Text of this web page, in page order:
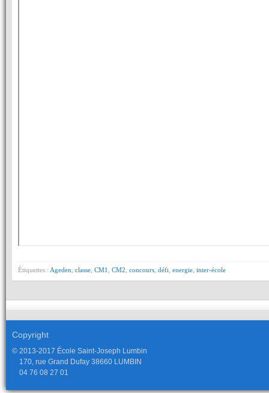
Étiquettes : Ageden classe CM1 CM2 concours défi energie inter-école
Copyright
© 2013-2017 École Saint-Joseph Lumbin
170, rue Grand Dufay 38660 LUMBIN
04 76 08 27 01